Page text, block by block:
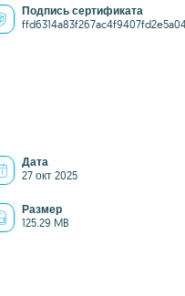
Подпись сертификата
Дата
27 окт 2025
Размер
125.29 MB